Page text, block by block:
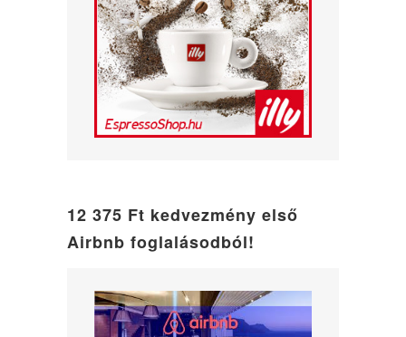
12 375 Ft kedvezmény első
Airbnb foglalásodból!